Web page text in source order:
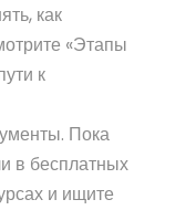
как
«Этапы
к
Пока
в бесплатных
и ищите